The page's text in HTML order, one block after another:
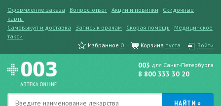
Оформление заказа Вопрос-ответ Акции и новинки
Скидочные
карты
Самовыкуп и доставка
Запись к врачам Скорая помощь
Медицинское
такси
Избранное 0 Корзина пуста Войти
003 для Санкт-Петербурга
8 800 333 30 20